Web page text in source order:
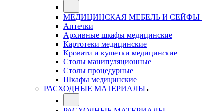
МЕДИЦИНСКАЯ МЕБЕЛЬ И СЕЙФЫ
Аптечки
Архивные шкафы медицинские
Картотеки медицинские
Кровати и кушетки медицинские
Столы манипуляционные
Столы процедурные
Шкафы медицинские
РАСХОДНЫЕ МАТЕРИАЛЫ